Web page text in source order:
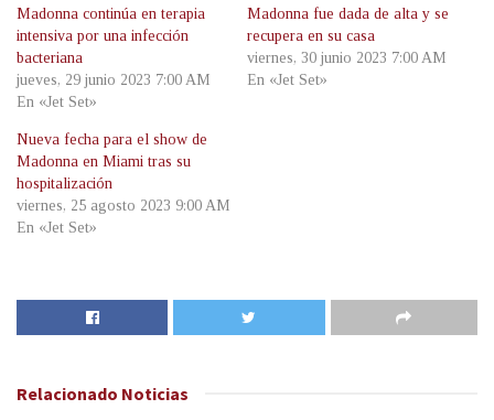
Madonna continúa en terapia
intensiva por una infección
bacteriana
jueves, 29 junio 2023 7:00 AM
En «Jet Set»
Madonna fue dada de alta y se
recupera en su casa
viernes, 30 junio 2023 7:00 AM
En «Jet Set»
Nueva fecha para el show de
Madonna en Miami tras su
hospitalización
viernes, 25 agosto 2023 9:00 AM
En «Jet Set»
Relacionado Noticias